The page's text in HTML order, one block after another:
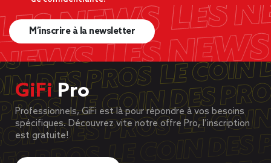
M’inscrire à la newsletter
GiFiPro
Professionnels, GiFi est là pour répondre à vos besoins
spécifiques. Découvrez vite notre offre Pro, l’inscription
est gratuite!